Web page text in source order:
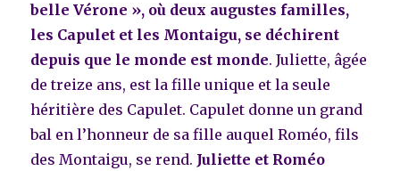
belle Vérone », où deux augustes familles,
les Capulet et les Montaigu, se déchirent
depuis que le monde est monde. Juliette, âgée
de treize ans, est la fille unique et la seule
héritière des Capulet. Capulet donne un grand
bal en l’honneur de sa fille auquel Roméo, fils
des Montaigu, se rend. Juliette et Roméo